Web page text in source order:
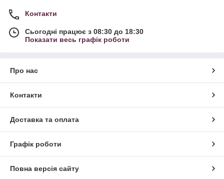
Контакти
Сьогодні працює з 08:30 до 18:30
Показати весь графік роботи
Про нас
Контакти
Доставка та оплата
Графік роботи
Повна версія сайту